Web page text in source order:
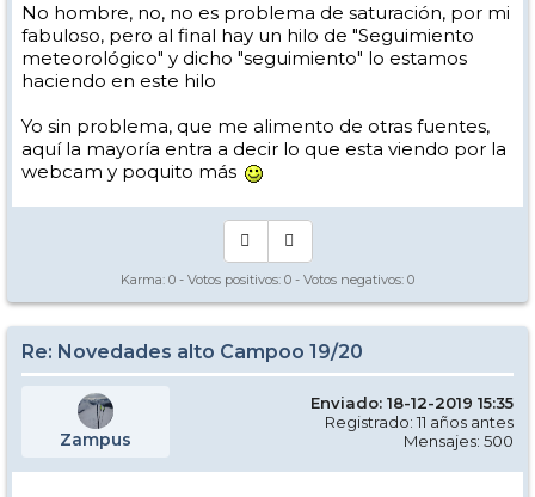
No hombre, no, no es problema de saturación, por mi
fabuloso, pero al final hay un hilo de "Seguimiento
meteorológico" y dicho "seguimiento" lo estamos
haciendo en este hilo
Yo sin problema, que me alimento de otras fuentes,
aquí la mayoría entra a decir lo que esta viendo por la
webcam y poquito más
Karma: 0 - Votos positivos: 0 - Votos negativos: 0
Re: Novedades alto Campoo 19/20
Zampus
Enviado: 18-12-2019 15:35
Registrado: 11 años antes
Mensajes: 500